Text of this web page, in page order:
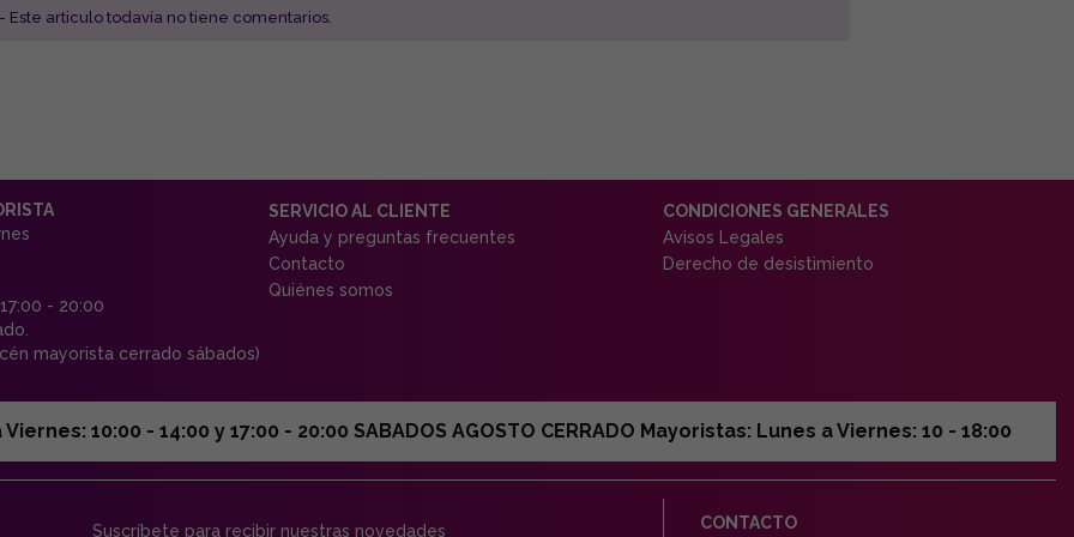
- Este articulo todavía no tiene comentarios.
- 20:00
mayorista cerrado sábados)
SERVICIO AL CLIENTE
Ayuda y preguntas frecuentes
Contacto
Quiénes somos
CONDICIONES GENERALES
Avisos Legales
Derecho de desistimiento
10:00 - 14:00 y 17:00 - 20:00 SABADOS AGOSTO CERRADO Mayoristas: Lunes a Viernes: 10 - 18:00
Suscríbete para recibir nuestras novedades CONTACTO